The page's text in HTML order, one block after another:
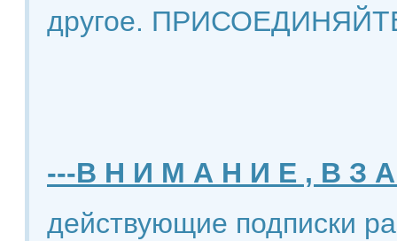
другое.
---В Н И М А Н И Е , В З
действующие подписки